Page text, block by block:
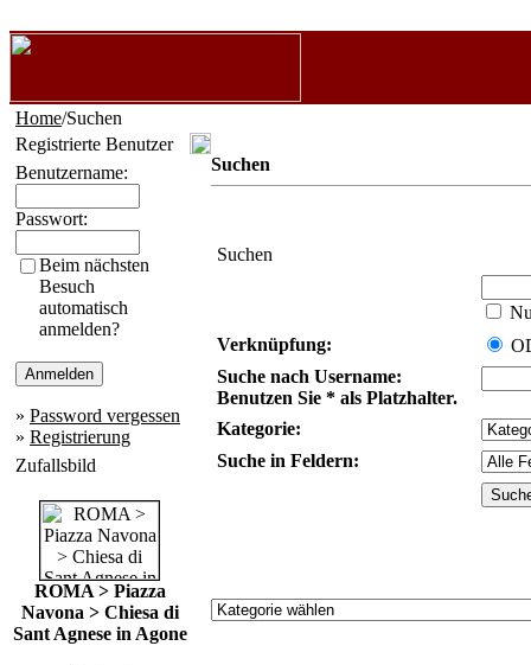
Home/Suchen
Registrierte Benutzer
Benutzername:
Passwort:
Beim nächsten
Besuch
automatisch
anmelden?
» Password vergessen
» Registrierung
Zufallsbild
ROMA > Piazza
Navona > Chiesa di
Sant Agnese in Agone
Suchen
Suchen
Verknüpfung:
Suche nach Username:
Benutzen Sie * als Platzhalter.
Kategorie:
Suche in Feldern: